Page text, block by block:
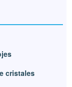
cristales